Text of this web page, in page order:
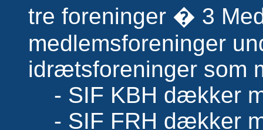
tre foreninger � 3
medlemsforeninger
idrætsforeninger som
- SIF KBH dækker
- SIF FRH dækker